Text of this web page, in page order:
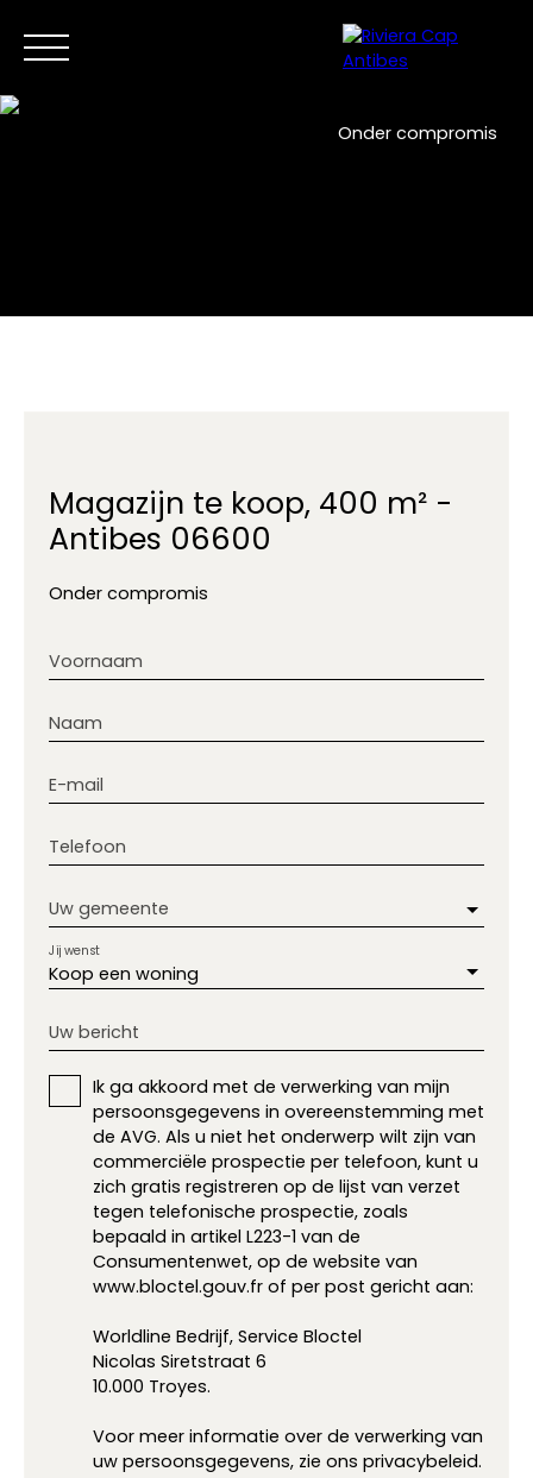
Onder compromis
Magazijn te koop, 400 m² -
Antibes 06600
Onder compromis
Voornaam
Naam
E-mail
Telefoon
Uw gemeente
Koop een woning
Jij wenst
Uw bericht
Ik ga akkoord met de verwerking van mijn
persoonsgegevens in overeenstemming met
de AVG. Als u niet het onderwerp wilt zijn van
commerciële prospectie per telefoon, kunt u
zich gratis registreren op de lijst van verzet
tegen telefonische prospectie, zoals
bepaald in artikel L223-1 van de
Consumentenwet, op de website van
www.bloctel.gouv.fr of per post gericht aan:
Worldline Bedrijf, Service Bloctel
Nicolas Siretstraat 6
10.000 Troyes.
Voor meer informatie over de verwerking van
uw persoonsgegevens, zie ons privacybeleid.